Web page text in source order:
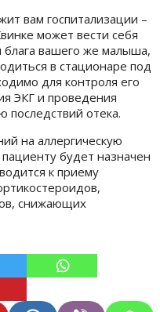
вам госпитализации –
может вести себя
блага вашего же малыша,
в стационаре под
для контроля его
ЭКГ и проведения
отека.
на аллергическую
будет назначен
к приему
снижающих